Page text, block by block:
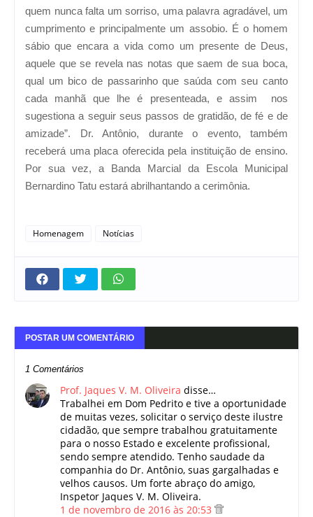
quem nunca falta um sorriso, uma palavra agradável, um
cumprimento e principalmente um assobio. É o homem
sábio que encara a vida como um presente de Deus,
aquele que se revela nas notas que saem de sua boca,
qual um bico de passarinho que saúda com seu canto
cada manhã que lhe é presenteada, e assim nos
sugestiona a seguir seus passos de gratidão, de fé e de
amizade”. Dr. Antônio, durante o evento, também
receberá uma placa oferecida pela instituição de ensino.
Por sua vez, a Banda Marcial da Escola Municipal
Bernardino Tatu estará abrilhantando a cerimônia.
Homenagem Notícias
POSTAR UM COMENTÁRIO
1 Comentários
Prof. Jaques V. M. Oliveira disse…
Trabalhei em Dom Pedrito e tive a oportunidade
de muitas vezes, solicitar o serviço deste ilustre
cidadão, que sempre trabalhou gratuitamente
para o nosso Estado e excelente profissional,
sendo sempre atendido. Tenho saudade da
companhia do Dr. Antônio, suas gargalhadas e
velhos causos. Um forte abraço do amigo,
Inspetor Jaques V. M. Oliveira.
1 de novembro de 2016 às 20:53